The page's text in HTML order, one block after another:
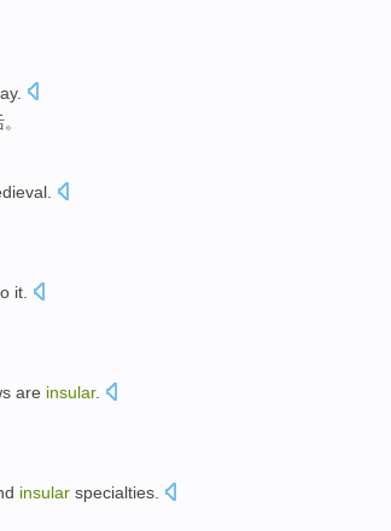
.
.
it
are insular.
insular specialties